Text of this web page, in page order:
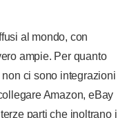
al mondo, con
ampie. Per quanto
ci sono integrazioni
Amazon, eBay
parti che inoltrano i